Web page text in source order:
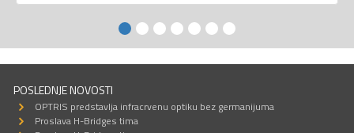
POSLEDNJE NOVOSTI
OPTRIS predstavlja infracrvenu optiku bez germanijuma
Proslava H-Bridges tima